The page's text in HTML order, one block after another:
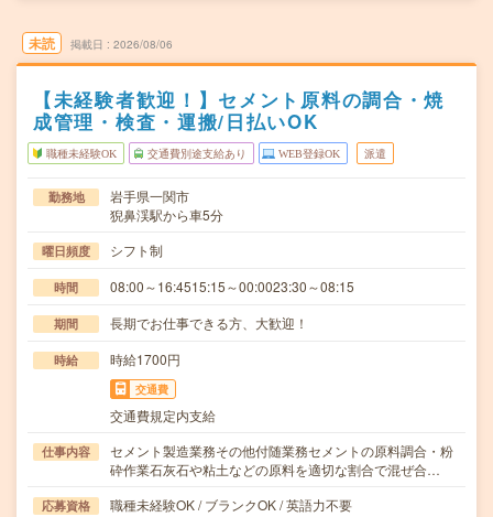
未読 掲載日 2026/08/06
【未経験者歓迎！】セメント原料の調合・焼
成管理・検査・運搬/日払いOK
職種未経験OK 交通費別途支給あり WEB登録OK 派遣
勤務地
岩手県一関市
猊鼻渓駅から車5分
曜日頻度 シフト制
時間 08:00～16:4515:15～00:0023:30～08:15
期間 長期でお仕事できる方、大歓迎！
時給 時給1700円
交通費
交通費規定内支給
仕事内容
セメント製造業務その他付随業務セメントの原料調合・粉
砕作業石灰石や粘土などの原料を適切な割合で混ぜ合…
応募資格
職種未経験OK / ブランクOK / 英語力不要